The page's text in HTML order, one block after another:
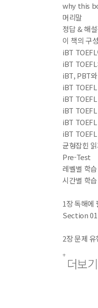
why this
머리말
정답 & 해
이 책의 구성
iBT
iBT
iBT, PBT
iBT
iBT
iBT
iBT
iBT
균형잡힌
Pre-Test
레벨별 학
시간별 학
1장 독해에
Section 01
2장 문제
Section
더보기